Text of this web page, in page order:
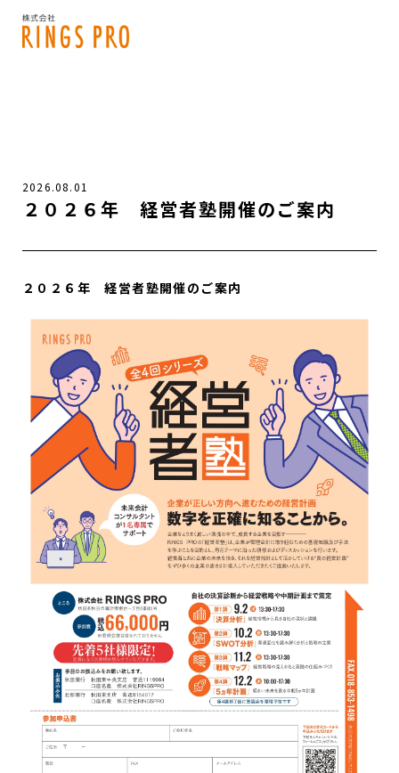
2026.08.01
２０２６年 経営者塾開催のご案内
２０２６年 経営者塾開催のご案内